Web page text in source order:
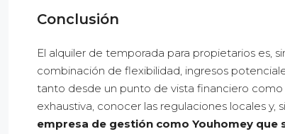
Conclusión
El alquiler de temporada para propietarios es,
combinación de flexibilidad, ingresos
tanto desde un punto de vista financiero como
exhaustiva, conocer las regulaciones locales y,
empresa de gestión como Youhomey que